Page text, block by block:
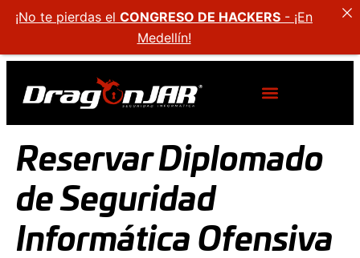
Reservar Diplomado
de Seguridad
Informática Ofensiva
¡No te pierdas el CONGRESO DE HACKERS - ¡En
Medellín!